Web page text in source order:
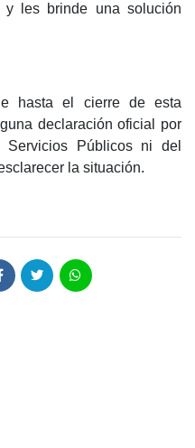
y les brinde una solución
hasta el cierre de esta
declaración oficial por
Públicos ni del
la situación.